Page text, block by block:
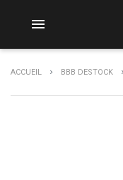

ACCUEIL BBB DESTOCK